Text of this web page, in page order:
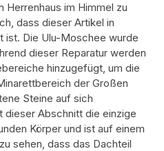
Herrenhaus im Himmel zu
dass dieser Artikel in
ist. Die Ulu-Moschee wurde
dieser Reparatur werden
hinzugefügt, um die
der Großen
Steine ​​auf sich
dieser Abschnitt die einzige
Körper und ist auf einem
sehen, dass das Dachteil